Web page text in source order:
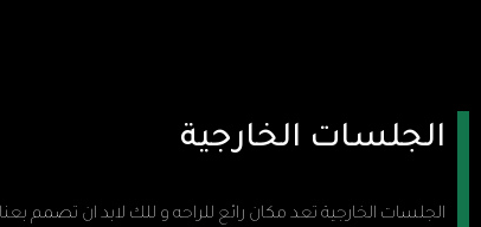
الجلسات الخارجية
الجلسات الخارجية تعد مكان رائع للراحه و للك لابد ان تصمم